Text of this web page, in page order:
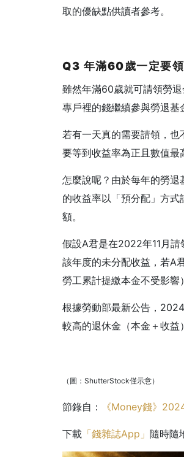
取的優缺點供讀者參考。
Q3 年滿60歲一定要
雖然年滿60歲就可請領勞
專戶裡的錢繼續參與勞退基
若有一天真的需要請領，也
要等到收益率為正且數值最
怎麼說呢？由於每年的勞
的收益率以「預分配」方
額。
假設A君是在2022年11月
該年度的未分配收益，若A
勞工累計提繳本金不受影響
根據勞動部最新公告，
較高的退休金（本金＋收益
（圖：ShutterStock僅示意）
節錄自： 《Money錢》
下載 「錢雜誌App」 隨時隨